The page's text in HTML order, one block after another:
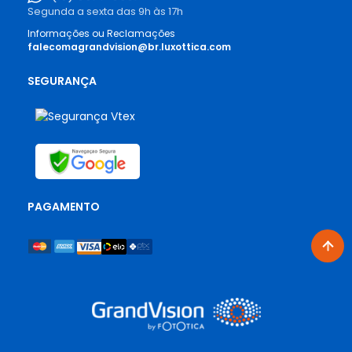
Óculos de grau para todos os estilos e gostos
Além dessas marcas renomadas, você também encontra
outros nomes consagrados, como osóculos de grau Persol
toque vintage irresistível, e os
ideais para pessoas que prezam pelo bom gosto e
qualidade. E nossa coleção vai além das marcas e dos
modelos. Aqui o foco está no seu conforto e bem-estar
visual. Por isso, todos os nossos produtos são
cuidadosamente selecionados para garantir durabilidade e
tem a armação de óculos de grau que vai te acompanhar
Por que escolher a GrandVision?
Estamos preparados para te ajudar a encontrar o par de
óculos que melhor combina com o seu rosto, sua rotina e
Segunda a sexta das 9h às 17h
Informações ou Reclamações
falecomagrandvision@br.luxottica.com
SEGURANÇA
PAGAMENTO